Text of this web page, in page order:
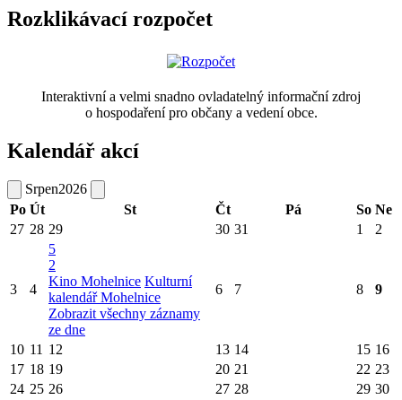
Rozklikávací rozpočet
Interaktivní a velmi snadno ovladatelný informační zdroj
o hospodaření pro občany a vedení obce.
Kalendář akcí
Srpen2026
Po Út St Čt Pá So Ne
27 28 29 30 31 1 2
3 4
5
2
Kino Mohelnice Kulturní
kalendář Mohelnice
Zobrazit všechny záznamy
ze dne
6 7 8 9
10 11 12 13 14 15 16
17 18 19 20 21 22 23
24 25 26 27 28 29 30